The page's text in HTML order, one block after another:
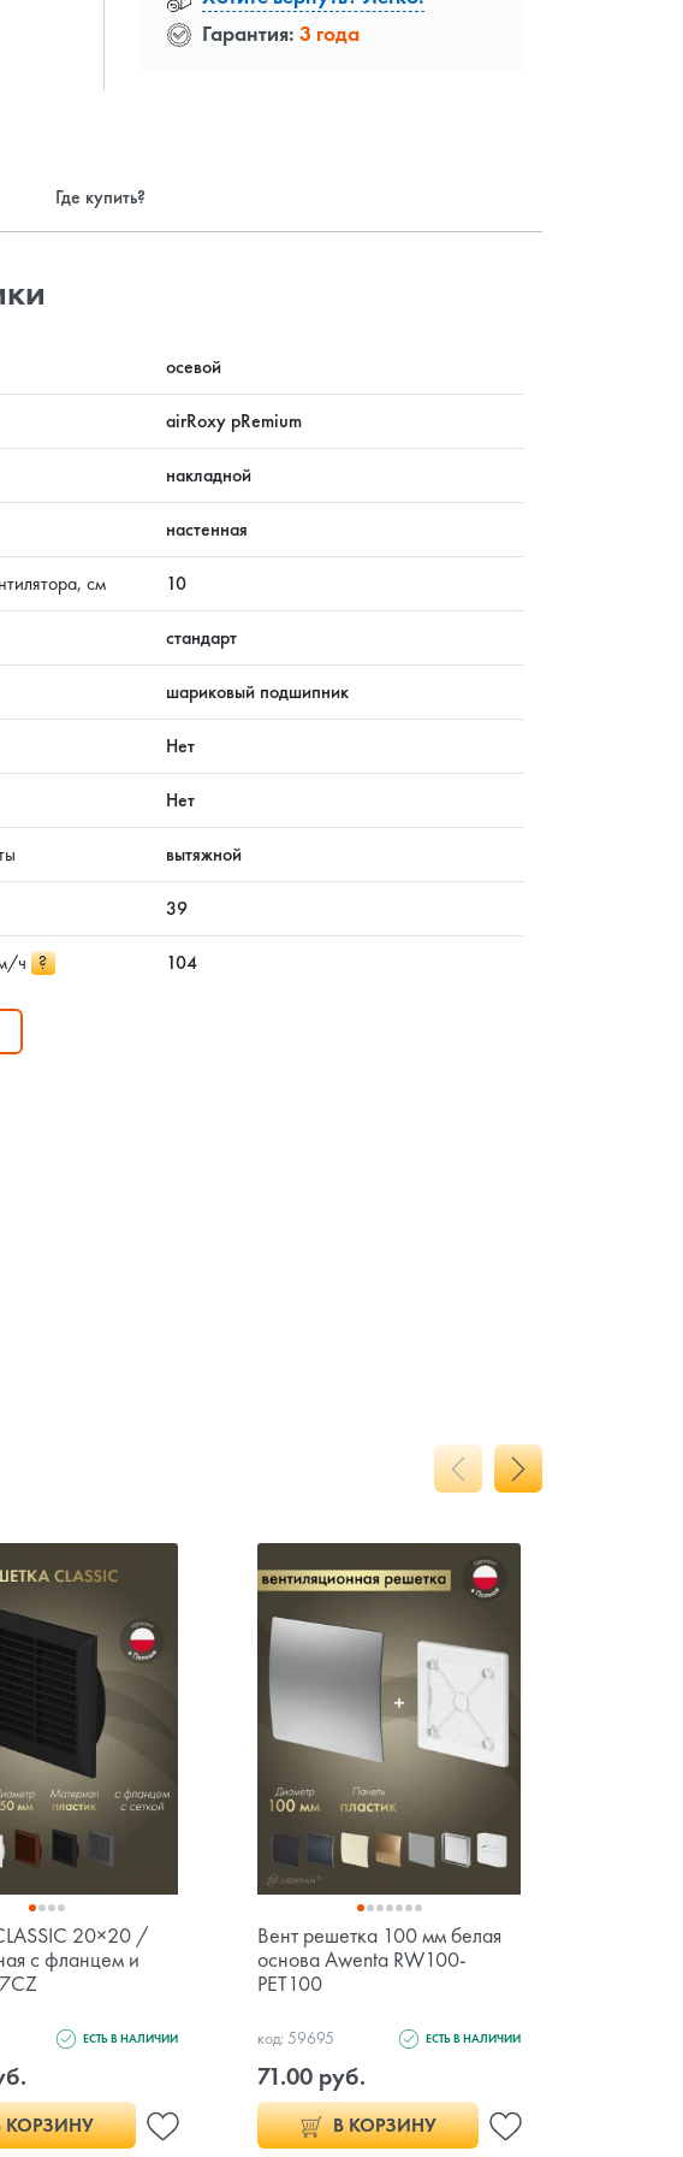
Гарантия: 3 года
Где купить?
осевой
airRoxy pRemium
накладной
настенная
см 10
стандарт
шариковый подшипник
Нет
Нет
вытяжной
39
ч ? 104
20×20 /
с фланцем и
ЕСТЬ В НАЛИЧИИ
КОРЗИНУ
Вент решетка 100 мм белая
основа Awenta RW100-
PET100
код: 59695 ЕСТЬ В НАЛИЧИИ
71.00 руб.
В КОРЗИНУ